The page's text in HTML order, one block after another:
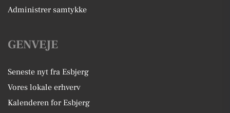
Administrer samtykke
GENVEJE
Seneste nyt fra Esbjerg
Vores lokale erhverv
Kalenderen for Esbjerg